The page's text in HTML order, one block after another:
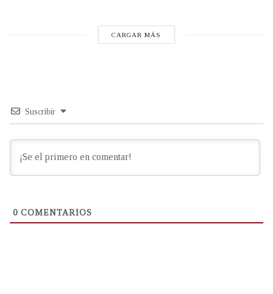
CARGAR MÁS
Suscribir
0 COMENTARIOS